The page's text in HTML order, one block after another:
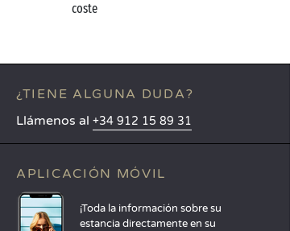
coste
¿TIENE ALGUNA DUDA?
Llámenos al +34 912 15 89 31
APLICACIÓN MÓVIL
¡Toda la información sobre su
estancia directamente en su